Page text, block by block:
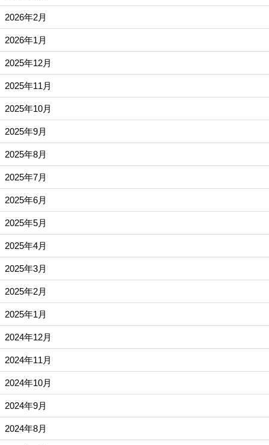
2026年2月
2026年1月
2025年12月
2025年11月
2025年10月
2025年9月
2025年8月
2025年7月
2025年6月
2025年5月
2025年4月
2025年3月
2025年2月
2025年1月
2024年12月
2024年11月
2024年10月
2024年9月
2024年8月